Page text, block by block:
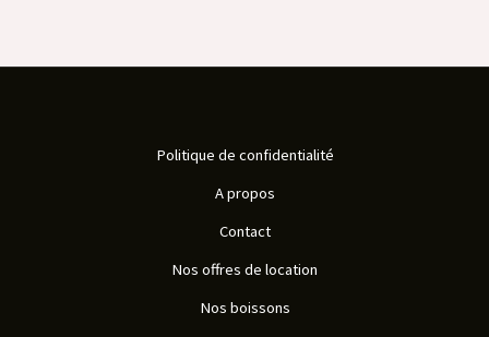
Politique de confidentialité
A propos
Contact
Nos offres de location
Nos boissons